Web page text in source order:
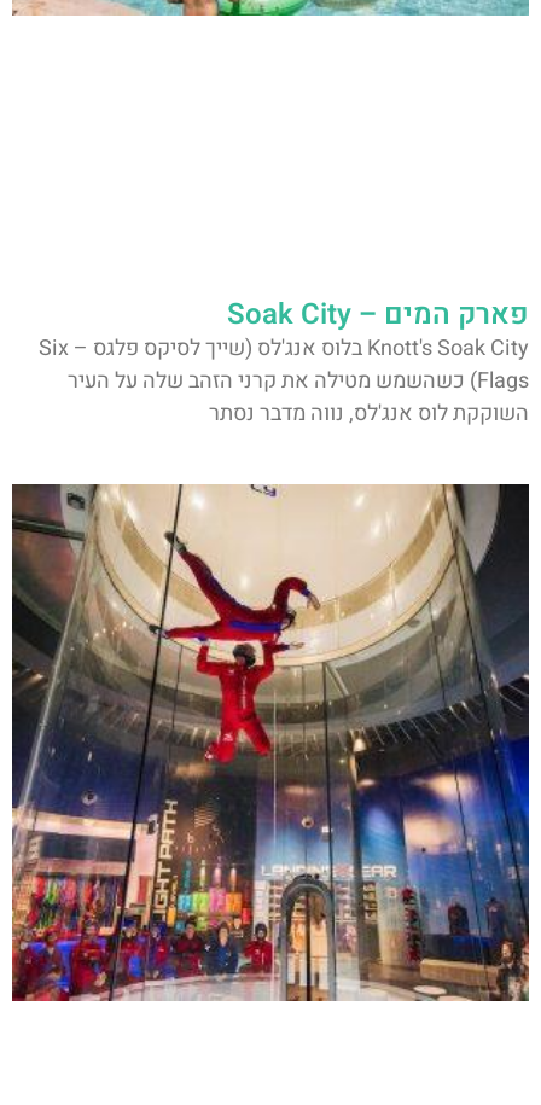
פארק המים – Soak City
Knott's Soak City בלוס אנג'לס (שייך לסיקס פלגס – Six
Flags) כשהשמש מטילה את קרני הזהב שלה על העיר
השוקקת לוס אנג'לס, נווה מדבר נסתר